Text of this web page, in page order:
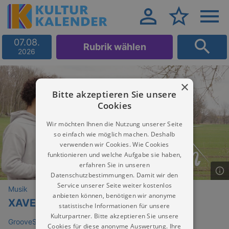
07.08.
2026 Rubrik wählen
Musik
XAVER
GrooveStation
×
Bitte akzeptieren Sie unsere
Cookies
Wir möchten Ihnen die Nutzung unserer Seite
so einfach wie möglich machen. Deshalb
verwenden wir Cookies. Wie Cookies
funktionieren und welche Aufgabe sie haben,
erfahren Sie in unseren
Datenschutzbestimmungen. Damit wir den
Service unserer Seite weiter kostenlos
anbieten können, benötigen wir anonyme
statistische Informationen für unsere
Kulturpartner. Bitte akzeptieren Sie unsere
Cookies für diese anonyme Auswertung. Ihre